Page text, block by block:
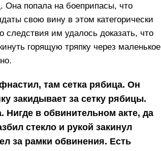
Она попала на боеприпасы, что
свою вину в этом категорически
следствия им удалось доказать, что
горящую тряпку через маленькое
там сетка рябица. Он
закидывает за сетку рябицы.
Нигде в обвинительном акте, да
стекло и рукой закинул
за рамки обвинения. Есть